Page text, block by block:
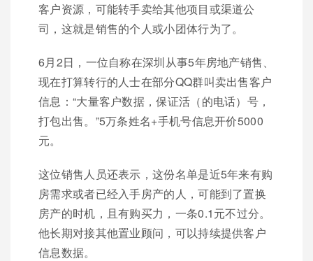
客户资源，可能转手卖给其他项目或渠道公
司，这就是销售的个人或小团体行为了。
6月2日，一位自称在深圳从事5年房地产销售、
现在打算转行的人士在部分QQ群叫卖出售客户
信息：“大量客户数据，保证活（的电话）号，
打包出售。”5万条姓名+手机号信息开价5000
元。
这位销售人员还表示，这份名单是近5年来有购
房需求或者已经入手房产的人，可能到了置换
房产的时机，且有购买力，一条0.1元不过分。
他长期对接其他置业顾问，可以持续提供客户
信息数据。